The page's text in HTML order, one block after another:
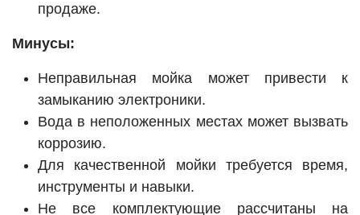
продаже.
Минусы:
Неправильная мойка может привести к
замыканию электроники.
Вода в неположенных местах может вызвать
коррозию.
Для качественной мойки требуется время,
инструменты и навыки.
Не все комплектующие рассчитаны на